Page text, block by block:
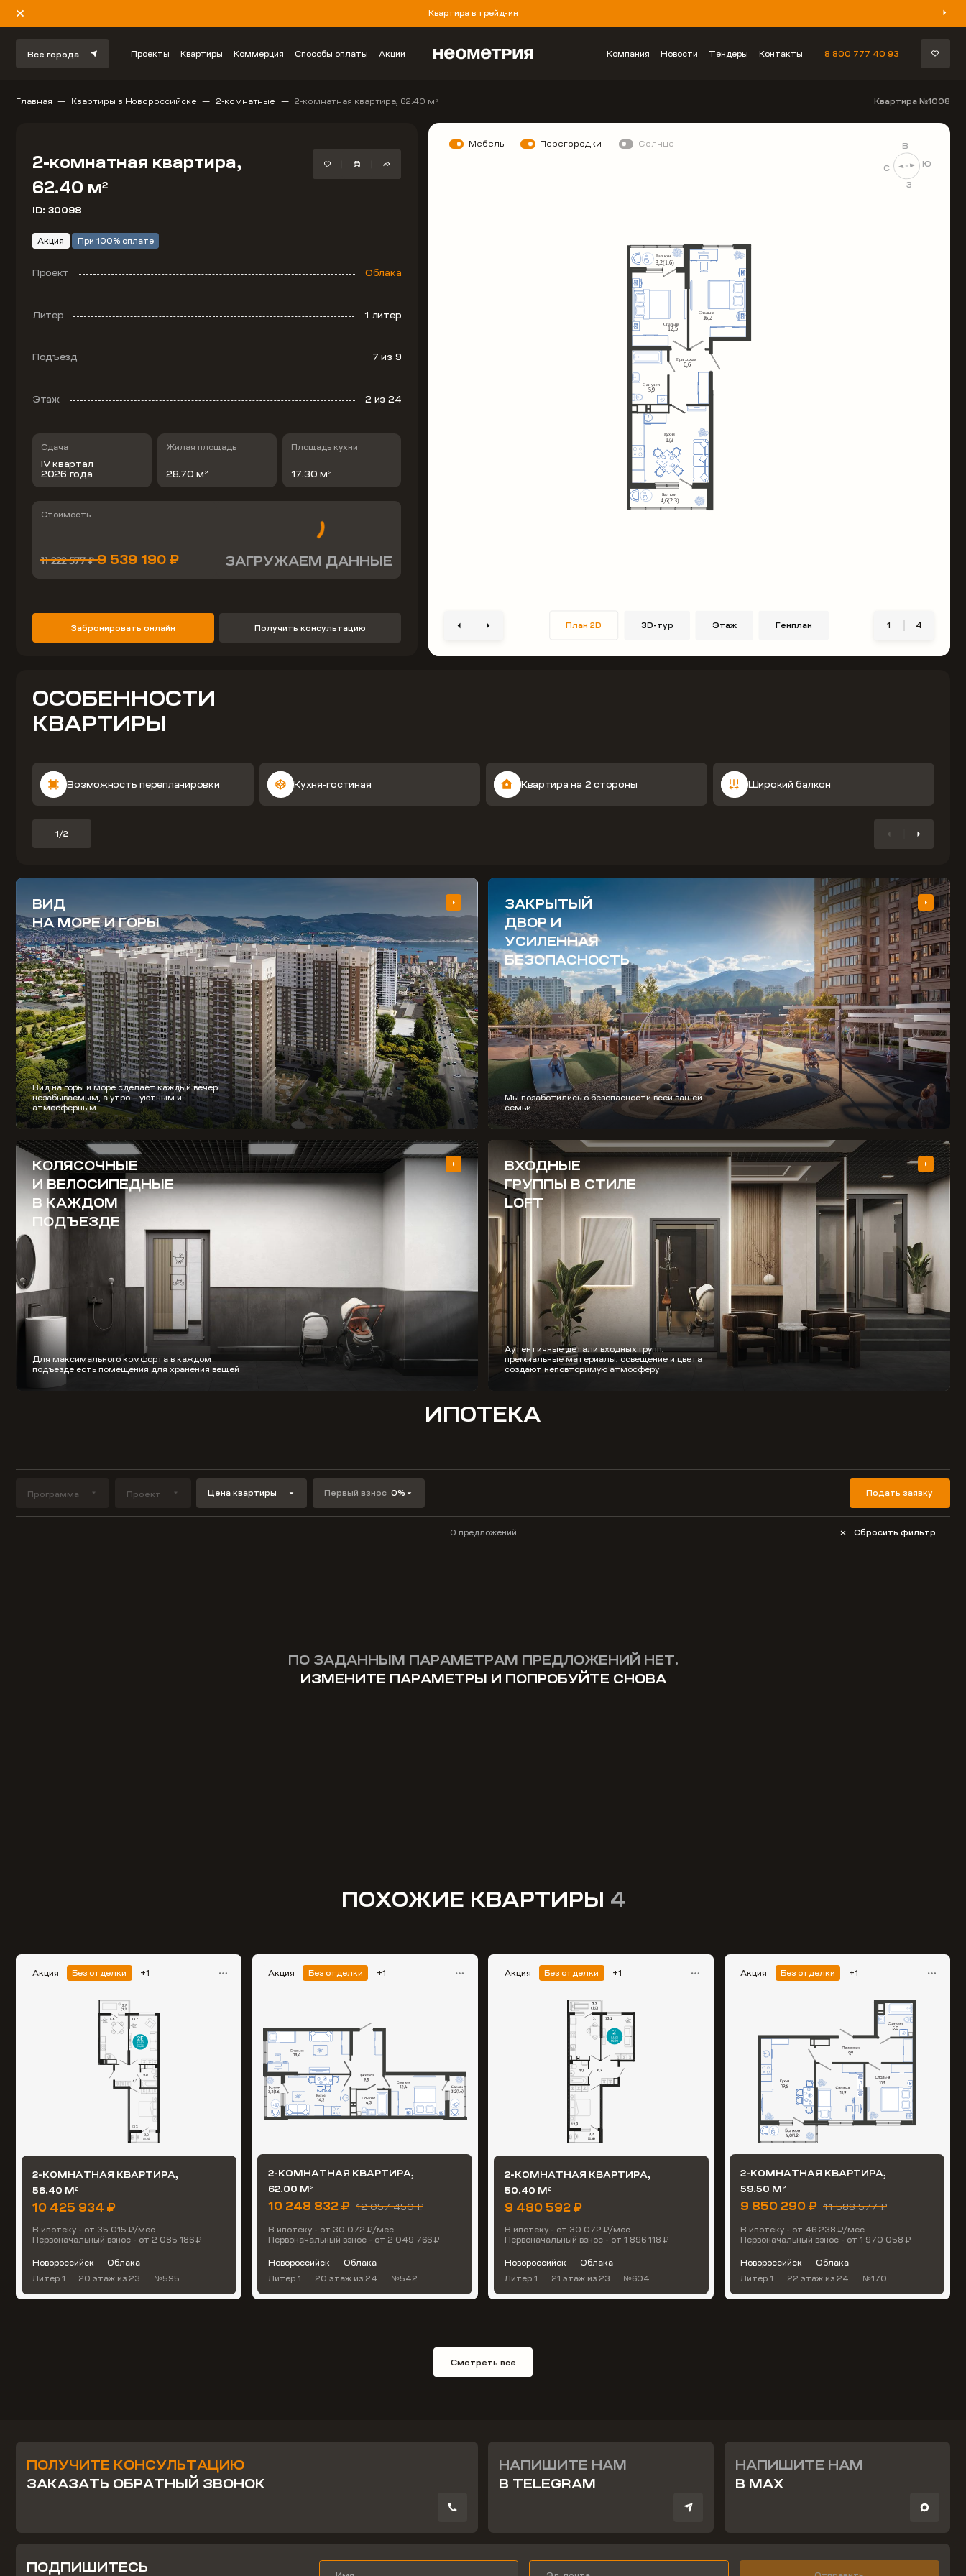
Квартира в трейд-ин
Все города Проекты Квартиры Коммерция Способы оплаты Акции Компания Новости Тендеры Контакты 8 800 777 40 93
Главная Квартиры в Новороссийске 2-комнатные 2-комнатная квартира, 62.40 м 2 Квартира №1008
2-комнатная квартира,
62.40 м2
ID: 30098
Акция При 100% оплате
Проект Облака
Литер 1 литер
Подъезд 7из 9
Этаж 2 из 24
Сдача
IV квартал
2026 года
Жилая площадь
28.70 м 2
Площадь кухни
17.30 м 2
Стоимость
11 222 577 ₽9 539 190 ₽ ЗАГРУЖАЕМ ДАННЫЕ
Забронировать онлайн Получить консультацию
С
В
Ю
З
Мебель Перегородки Солнце
План 2D 3D-тур Этаж Генплан 1 4
ОСОБЕННОСТИ
КВАРТИРЫ
Возможность перепланировки Кухня-гостиная Квартира на 2 стороны Широкий балкон
1/2
ВИД
НА МОРЕ И ГОРЫ
Вид на горы и море сделает каждый вечер
незабываемым, а утро – уютным и
атмосферным
ЗАКРЫТЫЙ
ДВОР И
УСИЛЕННАЯ
БЕЗОПАСНОСТЬ
Мы позаботились о безопасности всей вашей
семьи
КОЛЯСОЧНЫЕ
И ВЕЛОСИПЕДНЫЕ
В КАЖДОМ
ПОДЪЕЗДЕ
Для максимального комфорта в каждом
подъезде есть помещения для хранения вещей
ВХОДНЫЕ
ГРУППЫ В СТИЛЕ
LOFT
Аутентичные детали входных групп,
премиальные материалы, освещение и цвета
создают неповторимую атмосферу
ИПОТЕКА
Программа Проект Цена квартиры Первый взнос 0% Подать заявку
0 предложений Сбросить фильтр
ПО ЗАДАННЫМ ПАРАМЕТРАМ ПРЕДЛОЖЕНИЙ НЕТ.
ИЗМЕНИТЕ ПАРАМЕТРЫ И ПОПРОБУЙТЕ СНОВА
ПОХОЖИЕ КВАРТИРЫ 4
Акция Без отделки +1
2-КОМНАТНАЯ КВАРТИРА,
56.40 М 2
10 425 934 ₽
В ипотеку - от 35 015 ₽/мес.
Первоначальный взнос - от 2 085 186 ₽
Новороссийск
Облака
Литер 1
20 этаж из 23 №595
Акция Без отделки +1
2-КОМНАТНАЯ КВАРТИРА,
62.00 М 2
10 248 832 ₽ 12 057 450 ₽
В ипотеку - от 30 072 ₽/мес.
Первоначальный взнос - от 2 049 766 ₽
Новороссийск
Облака
Литер 1
20 этаж из 24 №542
Акция Без отделки +1
2-КОМНАТНАЯ КВАРТИРА,
50.40 М 2
9 480 592 ₽
В ипотеку - от 30 072 ₽/мес.
Первоначальный взнос - от 1 896 118 ₽
Новороссийск
Облака
Литер 1
21 этаж из 23 №604
Акция Без отделки +1
2-КОМНАТНАЯ КВАРТИРА,
59.50 М 2
9 850 290 ₽ 11 588 577 ₽
В ипотеку - от 46 238 ₽/мес.
Первоначальный взнос - от 1 970 058 ₽
Новороссийск
Облака
Литер 1
22 этаж из 24 №170
Смотреть все
ПОЛУЧИТЕ КОНСУЛЬТАЦИЮ
ЗАКАЗАТЬ ОБРАТНЫЙ ЗВОНОК
НАПИШИТЕ НАМ
В TELEGRAM
НАПИШИТЕ НАМ
В MAX
ПОДПИШИТЕСЬ